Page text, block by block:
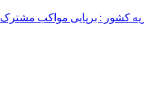
کشور : برپایی مواکب